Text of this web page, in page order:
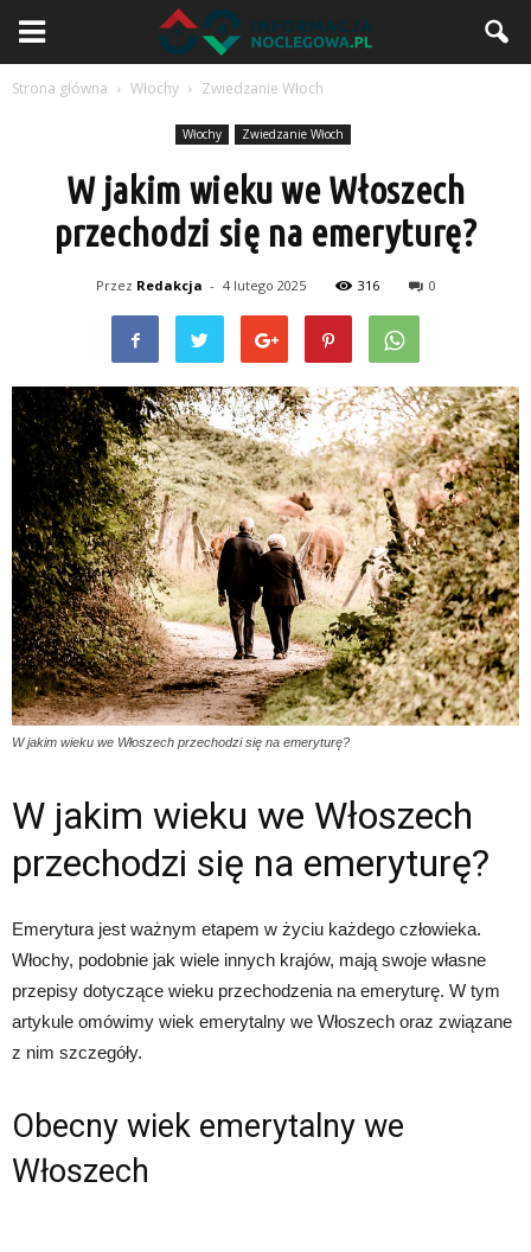
Strona główna Włochy Zwiedzanie Włoch
Włochy Zwiedzanie Włoch
W jakim wieku we Włoszech
przechodzi się na emeryturę?
Przez Redakcja - 4 lutego 2025 316 0
W jakim wieku we Włoszech przechodzi się na emeryturę?
W jakim wieku we Włoszech
przechodzi się na emeryturę?
Emerytura jest ważnym etapem w życiu każdego człowieka.
Włochy, podobnie jak wiele innych krajów, mają swoje własne
przepisy dotyczące wieku przechodzenia na emeryturę. W tym
artykule omówimy wiek emerytalny we Włoszech oraz związane
z nim szczegóły.
Obecny wiek emerytalny we
Włoszech